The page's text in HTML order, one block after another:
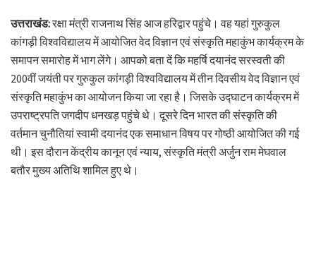
उत्तराखंड:रक्षा मंत्री राजनाथ सिंह आज हरिद्वार पहुंचे। वह यहां गुरुकुल
कांगड़ी विश्वविद्यालय में आयोजित वेद विज्ञान एवं संस्कृति महाकुंभ कार्यक्रम के
समापन समारोह में भाग लेंगे। आपको बता दें कि महर्षि दयानंद सरस्वती की
200वीं जयंती पर गुरुकुल कांगड़ी विश्वविद्यालय में तीन दिवसीय वेद विज्ञान एवं
संस्कृति महाकुंभ का आयोजन किया जा रहा है। जिसके उद्घाटन कार्यक्रम में
उपराष्ट्रपति जगदीप धनखड़ पहुंचे थे। दूसरे दिन भारत की संस्कृति की
वर्तमान चुनौतियां स्वामी दयानंद एक समाधान विषय पर गोष्ठी आयोजित की गई
थी। इस दौरान केंद्रीय कानून एवं न्याय, संस्कृति मंत्री अर्जुन राम मेघवाल
बतौर मुख्य अतिथि शामिल हुए थे।